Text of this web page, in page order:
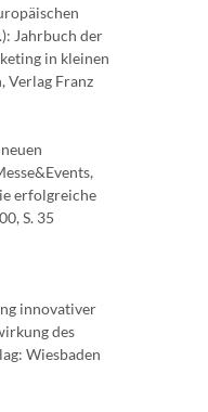
Jahrbuch der
in kleinen
Verlag Franz
erfolgreiche
S. 35
innovativer
des
Wiesbaden